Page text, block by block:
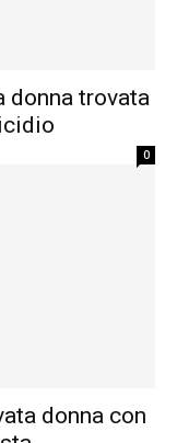
donna trovata
0
donna con